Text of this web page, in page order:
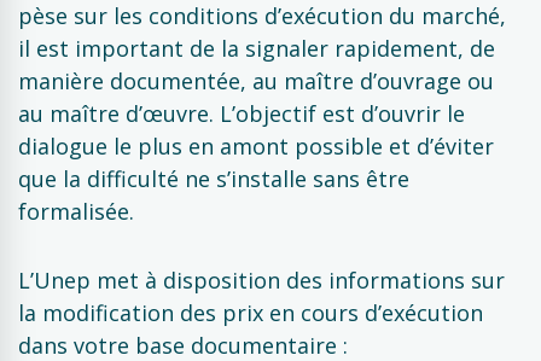
pèse sur les conditions d’exécution du marché,
il est important de la signaler rapidement, de
manière documentée, au maître d’ouvrage ou
au maître d’œuvre. L’objectif est d’ouvrir le
dialogue le plus en amont possible et d’éviter
que la difficulté ne s’installe sans être
formalisée.
L’Unep met à disposition des informations sur
la modification des prix en cours d’exécution
dans votre base documentaire :